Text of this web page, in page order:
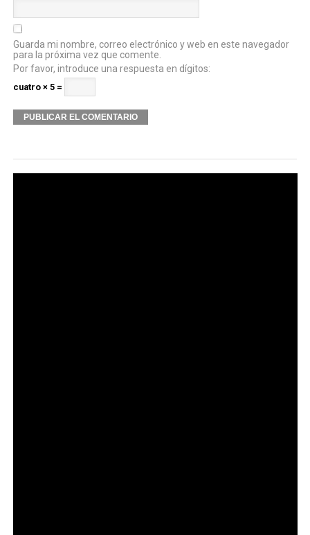
Guarda mi nombre, correo electrónico y web en este navegador
para la próxima vez que comente.
Por favor, introduce una respuesta en dígitos:
cuatro × 5 =